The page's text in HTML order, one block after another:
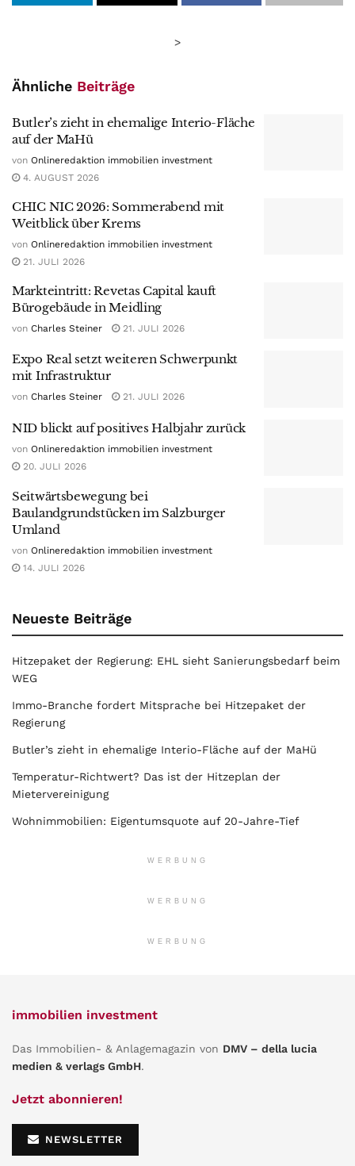
>
Ähnliche Beiträge
Butler’s zieht in ehemalige Interio-Fläche
auf der MaHü
von Onlineredaktion immobilien investment
4. AUGUST 2026
CHIC NIC 2026: Sommerabend mit
Weitblick über Krems
von Onlineredaktion immobilien investment
21. JULI 2026
Markteintritt: Revetas Capital kauft
Bürogebäude in Meidling
von Charles Steiner 21. JULI 2026
Expo Real setzt weiteren Schwerpunkt
mit Infrastruktur
von Charles Steiner 21. JULI 2026
NID blickt auf positives Halbjahr zurück
von Onlineredaktion immobilien investment
20. JULI 2026
Seitwärtsbewegung bei
Baulandgrundstücken im Salzburger
Umland
von Onlineredaktion immobilien investment
14. JULI 2026
Neueste Beiträge
Hitzepaket der Regierung: EHL sieht Sanierungsbedarf beim
WEG
Immo-Branche fordert Mitsprache bei Hitzepaket der
Regierung
Butler’s zieht in ehemalige Interio-Fläche auf der MaHü
Temperatur-Richtwert? Das ist der Hitzeplan der
Mietervereinigung
Wohnimmobilien: Eigentumsquote auf 20-Jahre-Tief
WERBUNG
WERBUNG
WERBUNG
immobilien investment
Das Immobilien- & Anlagemagazin von DMV – della lucia
medien & verlags GmbH.
Jetzt abonnieren!
NEWSLETTER